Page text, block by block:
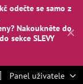
✕
odečte se samo z
Nakoukněte do
do sekce SLEVY
Panel uživatele